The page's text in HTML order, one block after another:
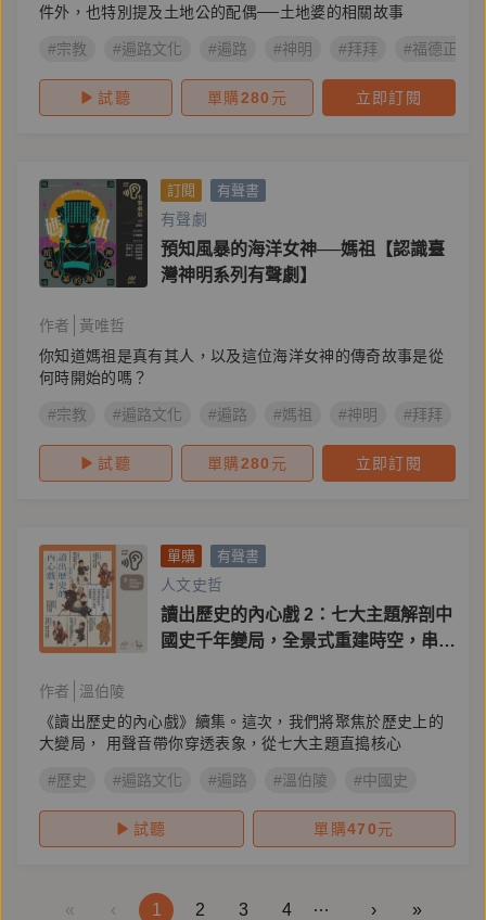
件外，也特別提及土地公的配偶──土地婆的相關故事
#宗教 #遍路文化 #遍路 #神明 #拜拜 #福德正神
試聽 單購280 元 立即訂閱
訂閱 有聲書
有聲劇
預知風暴的海洋女神──媽祖【認識臺
灣神明系列有聲劇】
作者
黃唯哲
你知道媽祖是真有其人，以及這位海洋女神的傳奇故事是從
何時開始的嗎？
#宗教 #遍路文化 #遍路 #媽祖 #神明 #拜拜
試聽 單購280 元 立即訂閱
單購 有聲書
人文史哲
讀出歷史的內心戲 2：七大主題解剖中
國史千年變局，全景式重建時空，串起
作者
溫伯陵
《讀出歷史的內心戲》續集。這次，我們將聚焦於歷史上的
大變局， 用聲音帶你穿透表象，從七大主題直搗核心
#歷史 #遍路文化 #遍路 #溫伯陵 #中國史
試聽 單購470元
« ‹ 1 2 3 4 … › »